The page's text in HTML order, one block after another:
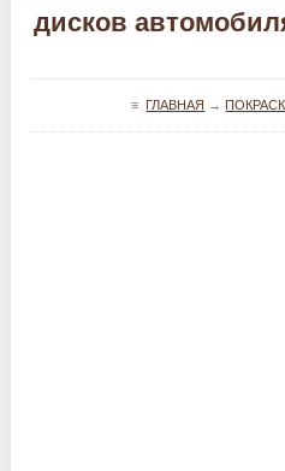
дисков
≡ ГЛАВНАЯ →